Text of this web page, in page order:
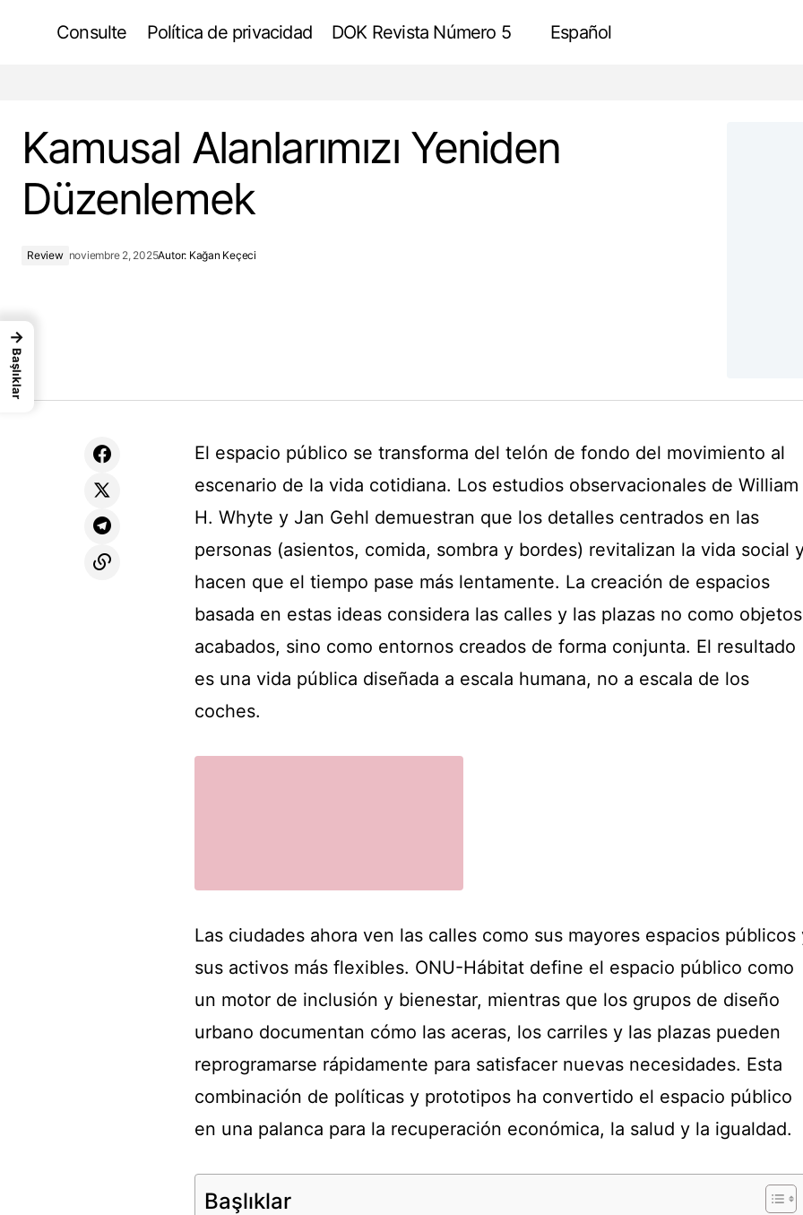
Consulte Política de privacidad DOK Revista Número 5 Español
Kamusal Alanlarımızı Yeniden
Düzenlemek
Review noviembre 2, 2025Autor: Kağan Keçeci
El espacio público se transforma del telón de fondo del movimiento al
escenario de la vida cotidiana. Los estudios observacionales de William
H. Whyte y Jan Gehl demuestran que los detalles centrados en las
personas (asientos, comida, sombra y bordes) revitalizan la vida social
hacen que el tiempo pase más lentamente. La creación de espacios
basada en estas ideas considera las calles y las plazas no como objetos
acabados, sino como entornos creados de forma conjunta. El resultado
es una vida pública diseñada a escala humana, no a escala de los
coches.
Las ciudades ahora ven las calles como sus mayores espacios públicos
sus activos más flexibles. ONU-Hábitat define el espacio público como
un motor de inclusión y bienestar, mientras que los grupos de diseño
urbano documentan cómo las aceras, los carriles y las plazas pueden
reprogramarse rápidamente para satisfacer nuevas necesidades. Esta
combinación de políticas y prototipos ha convertido el espacio público
en una palanca para la recuperación económica, la salud y la igualdad.
Başlıklar
→
Başlıklar